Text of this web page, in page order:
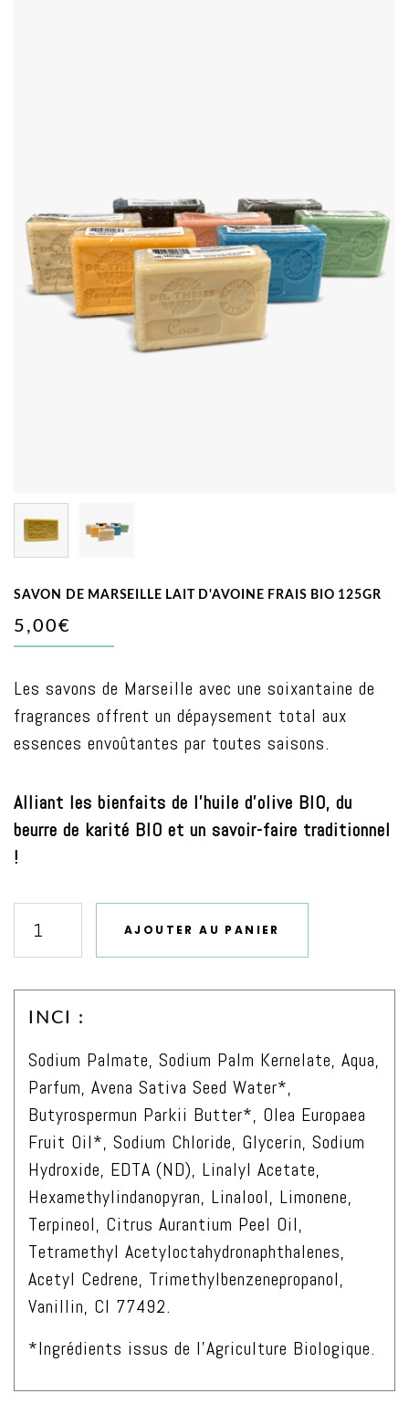
SAVON DE MARSEILLE LAIT D'AVOINE FRAIS BIO 125GR
5,00€
Les savons de Marseille avec une soixantaine de
fragrances offrent un dépaysement total aux
essences envoûtantes par toutes saisons.
Alliant les bienfaits de l’huile d’olive BIO, du
beurre de karité BIO et un savoir-faire traditionnel
!
quantité
de
Marseille
Lait
d'Avoine
Frais
Bio
125gr
AJOUTER AU PANIER
INCI :
Sodium Palmate, Sodium Palm Kernelate, Aqua,
Parfum, Avena Sativa Seed Water*,
Butyrospermun Parkii Butter*, Olea Europaea
Fruit Oil*, Sodium Chloride, Glycerin, Sodium
Hydroxide, EDTA (ND), Linalyl Acetate,
Hexamethylindanopyran, Linalool, Limonene,
Terpineol, Citrus Aurantium Peel Oil,
Tetramethyl Acetyloctahydronaphthalenes,
Acetyl Cedrene, Trimethylbenzenepropanol,
Vanillin, CI 77492.
*Ingrédients issus de l’Agriculture Biologique.